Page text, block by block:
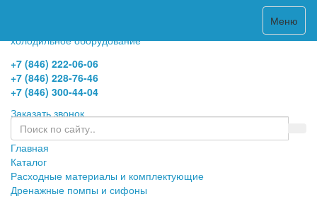
Меню
холодильное оборудование
+7 (846) 222-06-06
+7 (846) 228-76-46
+7 (846) 300-44-04
Заказать звонок
Главная
Каталог
Расходные материалы и комплектующие
Дренажные помпы и сифоны